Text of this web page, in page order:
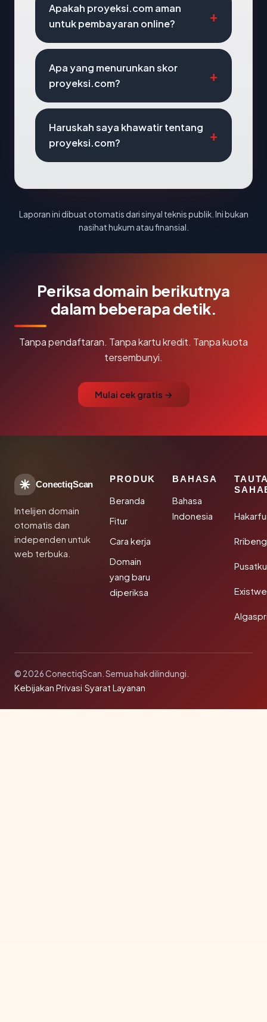
Apakah proyeksi.com aman
untuk pembayaran online?
Apa yang menurunkan skor
proyeksi.com?
Haruskah saya khawatir tentang
proyeksi.com?
Laporan ini dibuat otomatis dari sinyal teknis publik. Ini bukan
nasihat hukum atau finansial.
Periksa domain berikutnya
dalam beberapa detik.
Tanpa pendaftaran. Tanpa kartu kredit. Tanpa kuota
tersembunyi.
Mulai cek gratis →
ConectiqScan
Intelijen domain
otomatis dan
independen untuk
web terbuka.
PRODUK
Beranda
Fitur
Cara kerja
Domain
yang baru
diperiksa
BAHASA
Bahasa
Indonesia
© 2026 ConectiqScan. Semua hak dilindungi.
Kebijakan Privasi·Syarat Layanan